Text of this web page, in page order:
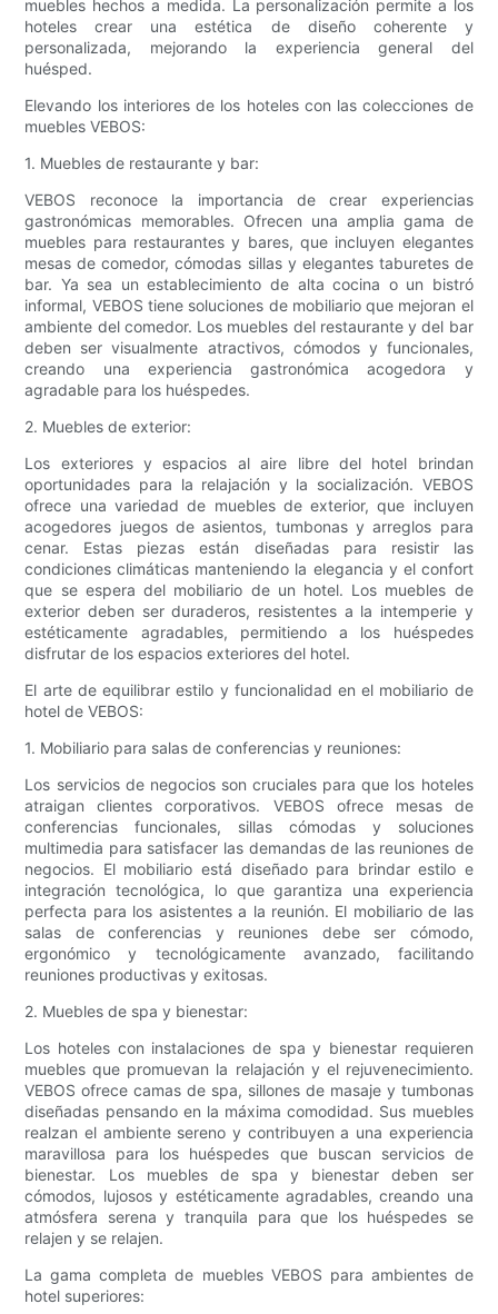
muebles hechos a medida. La personalización permite a los
hoteles crear una estética de diseño coherente y
personalizada, mejorando la experiencia general del
huésped.
Elevando los interiores de los hoteles con las colecciones de
muebles VEBOS:
1. Muebles de restaurante y bar:
VEBOS reconoce la importancia de crear experiencias
gastronómicas memorables. Ofrecen una amplia gama de
muebles para restaurantes y bares, que incluyen elegantes
mesas de comedor, cómodas sillas y elegantes taburetes de
bar. Ya sea un establecimiento de alta cocina o un bistró
informal, VEBOS tiene soluciones de mobiliario que mejoran el
ambiente del comedor. Los muebles del restaurante y del bar
deben ser visualmente atractivos, cómodos y funcionales,
creando una experiencia gastronómica acogedora y
agradable para los huéspedes.
2. Muebles de exterior:
Los exteriores y espacios al aire libre del hotel brindan
oportunidades para la relajación y la socialización. VEBOS
ofrece una variedad de muebles de exterior, que incluyen
acogedores juegos de asientos, tumbonas y arreglos para
cenar. Estas piezas están diseñadas para resistir las
condiciones climáticas manteniendo la elegancia y el confort
que se espera del mobiliario de un hotel. Los muebles de
exterior deben ser duraderos, resistentes a la intemperie y
estéticamente agradables, permitiendo a los huéspedes
disfrutar de los espacios exteriores del hotel.
El arte de equilibrar estilo y funcionalidad en el mobiliario de
hotel de VEBOS:
1. Mobiliario para salas de conferencias y reuniones:
Los servicios de negocios son cruciales para que los hoteles
atraigan clientes corporativos. VEBOS ofrece mesas de
conferencias funcionales, sillas cómodas y soluciones
multimedia para satisfacer las demandas de las reuniones de
negocios. El mobiliario está diseñado para brindar estilo e
integración tecnológica, lo que garantiza una experiencia
perfecta para los asistentes a la reunión. El mobiliario de las
salas de conferencias y reuniones debe ser cómodo,
ergonómico y tecnológicamente avanzado, facilitando
reuniones productivas y exitosas.
2. Muebles de spa y bienestar:
Los hoteles con instalaciones de spa y bienestar requieren
muebles que promuevan la relajación y el rejuvenecimiento.
VEBOS ofrece camas de spa, sillones de masaje y tumbonas
diseñadas pensando en la máxima comodidad. Sus muebles
realzan el ambiente sereno y contribuyen a una experiencia
maravillosa para los huéspedes que buscan servicios de
bienestar. Los muebles de spa y bienestar deben ser
cómodos, lujosos y estéticamente agradables, creando una
atmósfera serena y tranquila para que los huéspedes se
relajen y se relajen.
La gama completa de muebles VEBOS para ambientes de
hotel superiores: